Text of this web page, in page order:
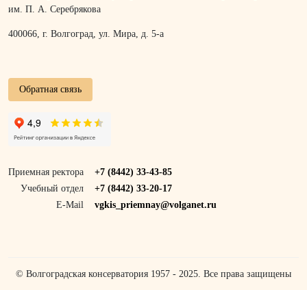
им. П. А. Серебрякова
400066, г. Волгоград, ул. Мира, д. 5-а
Обратная связь
Приемная ректора
Учебный отдел
E-Mail
+7 (8442) 33-43-85
+7 (8442) 33-20-17
vgkis_priemnay@volganet.ru
© Волгоградская консерватория 1957 - 2025. Все права защищены